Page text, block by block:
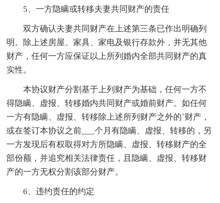
5、一方隐瞒或转移夫妻共同财产的责任
双方确认夫妻共同财产在上述第三条已作出明确列
明。除上述房屋、家具、家电及银行存款外，并无其他
财产，任何一方应保证以上所列婚内全部共同财产的真
实性。
本协议财产分割基于上列财产为基础，任何一方不
得隐瞒、虚报、转移婚内共同财产或婚前财产。如任何
一方有隐瞒、虚报、转移除上述所列财产之外的`财产，
或在签订本协议之前___个月有隐瞒、虚报、转移的，另
一方发现后有权取得对方所隐瞒、虚报、转移财产的全
部份额，并追究相关法律责任，且隐瞒、虚报、转移财
产的一方无权分割该部分财产。
6、违约责任的约定